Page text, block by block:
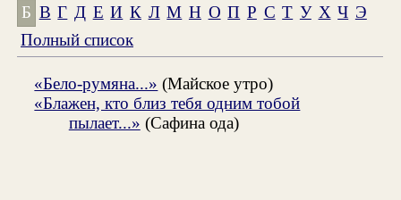
Б В Г Д Е И К Л М Н О П Р С Т У Х Ч Э
Полный список
«Бело-румяна...» (Майское утро)
«Блажен, кто близ тебя одним тобой
пылает...» (Сафина ода)